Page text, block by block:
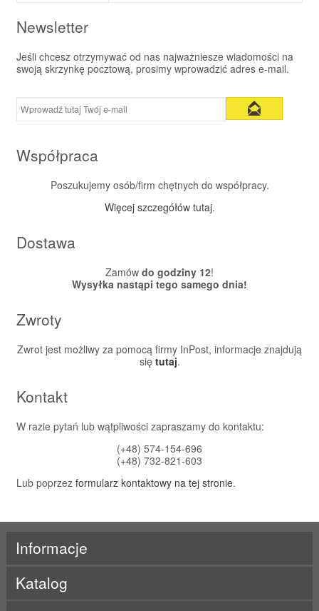
Newsletter
Jeśli chcesz otrzymywać od nas najważniesze wiadomości na
swoją skrzynkę pocztową, prosimy wprowadzić adres e-mail.
Współpraca
Poszukujemy osób/firm chętnych do współpracy.
Więcej szczegółów tutaj.
Dostawa
Zamów do godziny 12!
Wysyłka nastąpi tego samego dnia!
Zwroty
Zwrot jest możliwy za pomocą firmy InPost, informacje znajdują
się tutaj.
Kontakt
W razie pytań lub wątpliwości zapraszamy do kontaktu:
(+48) 574-154-696
(+48) 732-821-603
Lub poprzez formularz kontaktowy na tej stronie.
Informacje
Katalog